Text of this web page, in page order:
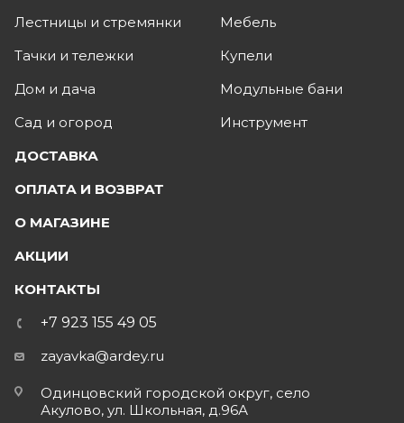
Лестницы и стремянки
Тачки и тележки
Дом и дача
Сад и огород
Мебель
Купели
Модульные бани
Инструмент
ДОСТАВКА
ОПЛАТА И ВОЗВРАТ
О МАГАЗИНЕ
АКЦИИ
КОНТАКТЫ
+7 923 155 49 05
zayavka@ardey.ru
Одинцовский городской округ, село
Акулово, ул. Школьная, д.96А